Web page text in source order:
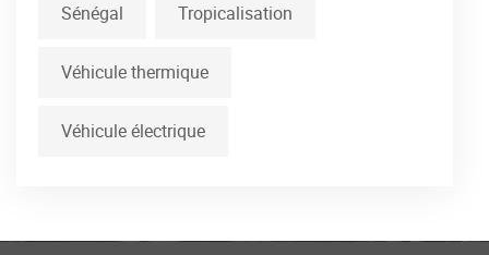
Sénégal Tropicalisation
Véhicule thermique
Véhicule électrique